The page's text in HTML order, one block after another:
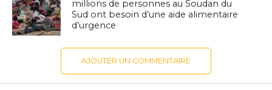
millions de personnes au Soudan du
Sud ont besoin d’une aide alimentaire
d’urgence
AJOUTER UN COMMENTAIRE